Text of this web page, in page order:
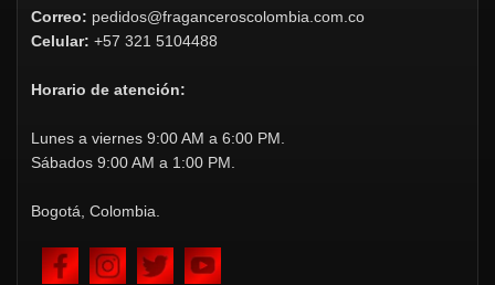
Correo: pedidos@fraganceroscolombia.com.co
Celular: +57 321 5104488
Horario de atención:
Lunes a viernes 9:00 AM a 6:00 PM.
Sábados 9:00 AM a 1:00 PM.
Bogotá, Colombia.